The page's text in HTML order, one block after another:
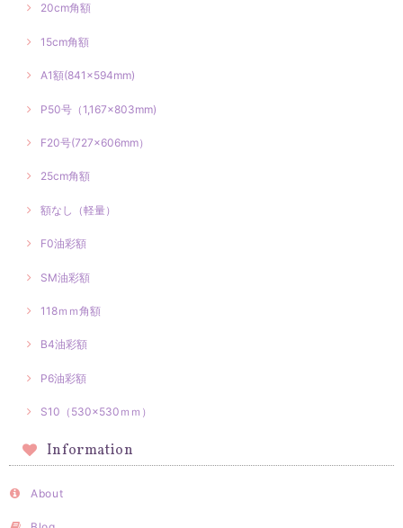
20cm角額
15cm角額
A1額(841×594mm)
P50号（1,167×803mm)
F20号(727×606mm）
25cm角額
額なし（軽量）
F0油彩額
SM油彩額
118ｍｍ角額
B4油彩額
P6油彩額
S10（530×530ｍｍ）
Information
About